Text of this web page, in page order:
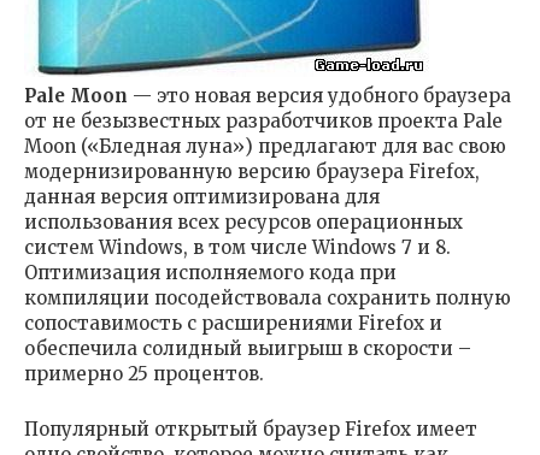
Pale Moon — это новая версия удобного браузера
от не безызвестных разработчиков проекта Pale
Moon («Бледная луна») предлагают для вас свою
модернизированную версию браузера Firefox,
данная версия оптимизирована для
использования всех ресурсов операционных
систем Windows, в том числе Windows 7 и 8.
Оптимизация исполняемого кода при
компиляции посодействовала сохранить полную
сопоставимость с расширениями Firefox и
обеспечила солидный выигрыш в скорости –
примерно 25 процентов.
Популярный открытый браузер Firefox имеет